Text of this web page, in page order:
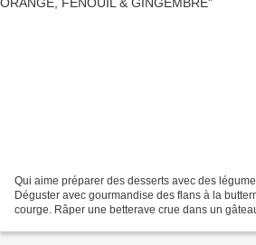
Qui aime préparer des desserts avec des
Déguster avec gourmandise des flans à la
courge. Râper une betterave crue dans un